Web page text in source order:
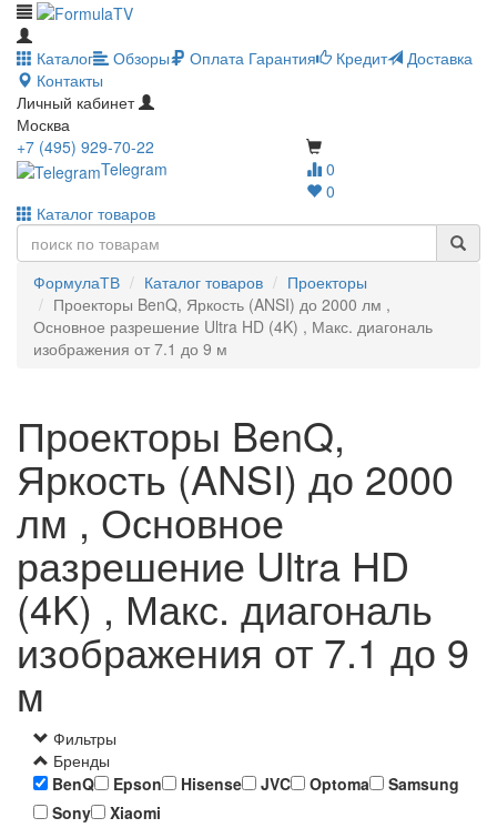
Каталог Обзоры Оплата Гарантия Кредит
Доставка
Контакты
Личный кабинет
Москва
0
0
+7 (495) 929-70-22
Telegram
Каталог товаров
ФормулаТВ Каталог товаров
Проекторы
Проекторы BenQ, Яркость (ANSI) до 2000 лм ,
Основное разрешение Ultra HD (4K) , Макс. диагональ
изображения от 7.1 до 9 м
Проекторы BenQ,
Яркость (ANSI) до 2000
лм , Основное
разрешение Ultra HD
(4K) , Макс. диагональ
изображения от 7.1 до 9
м
Фильтры
Бренды
BenQ
Epson Hisense JVC Optoma
Samsung
Sony
Xiaomi